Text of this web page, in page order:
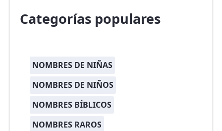
Categorías populares
NOMBRES DE NIÑAS
NOMBRES DE NIÑOS
NOMBRES BÍBLICOS
NOMBRES RAROS